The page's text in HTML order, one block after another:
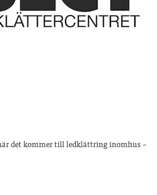
det kommer till ledklättring inomhus –